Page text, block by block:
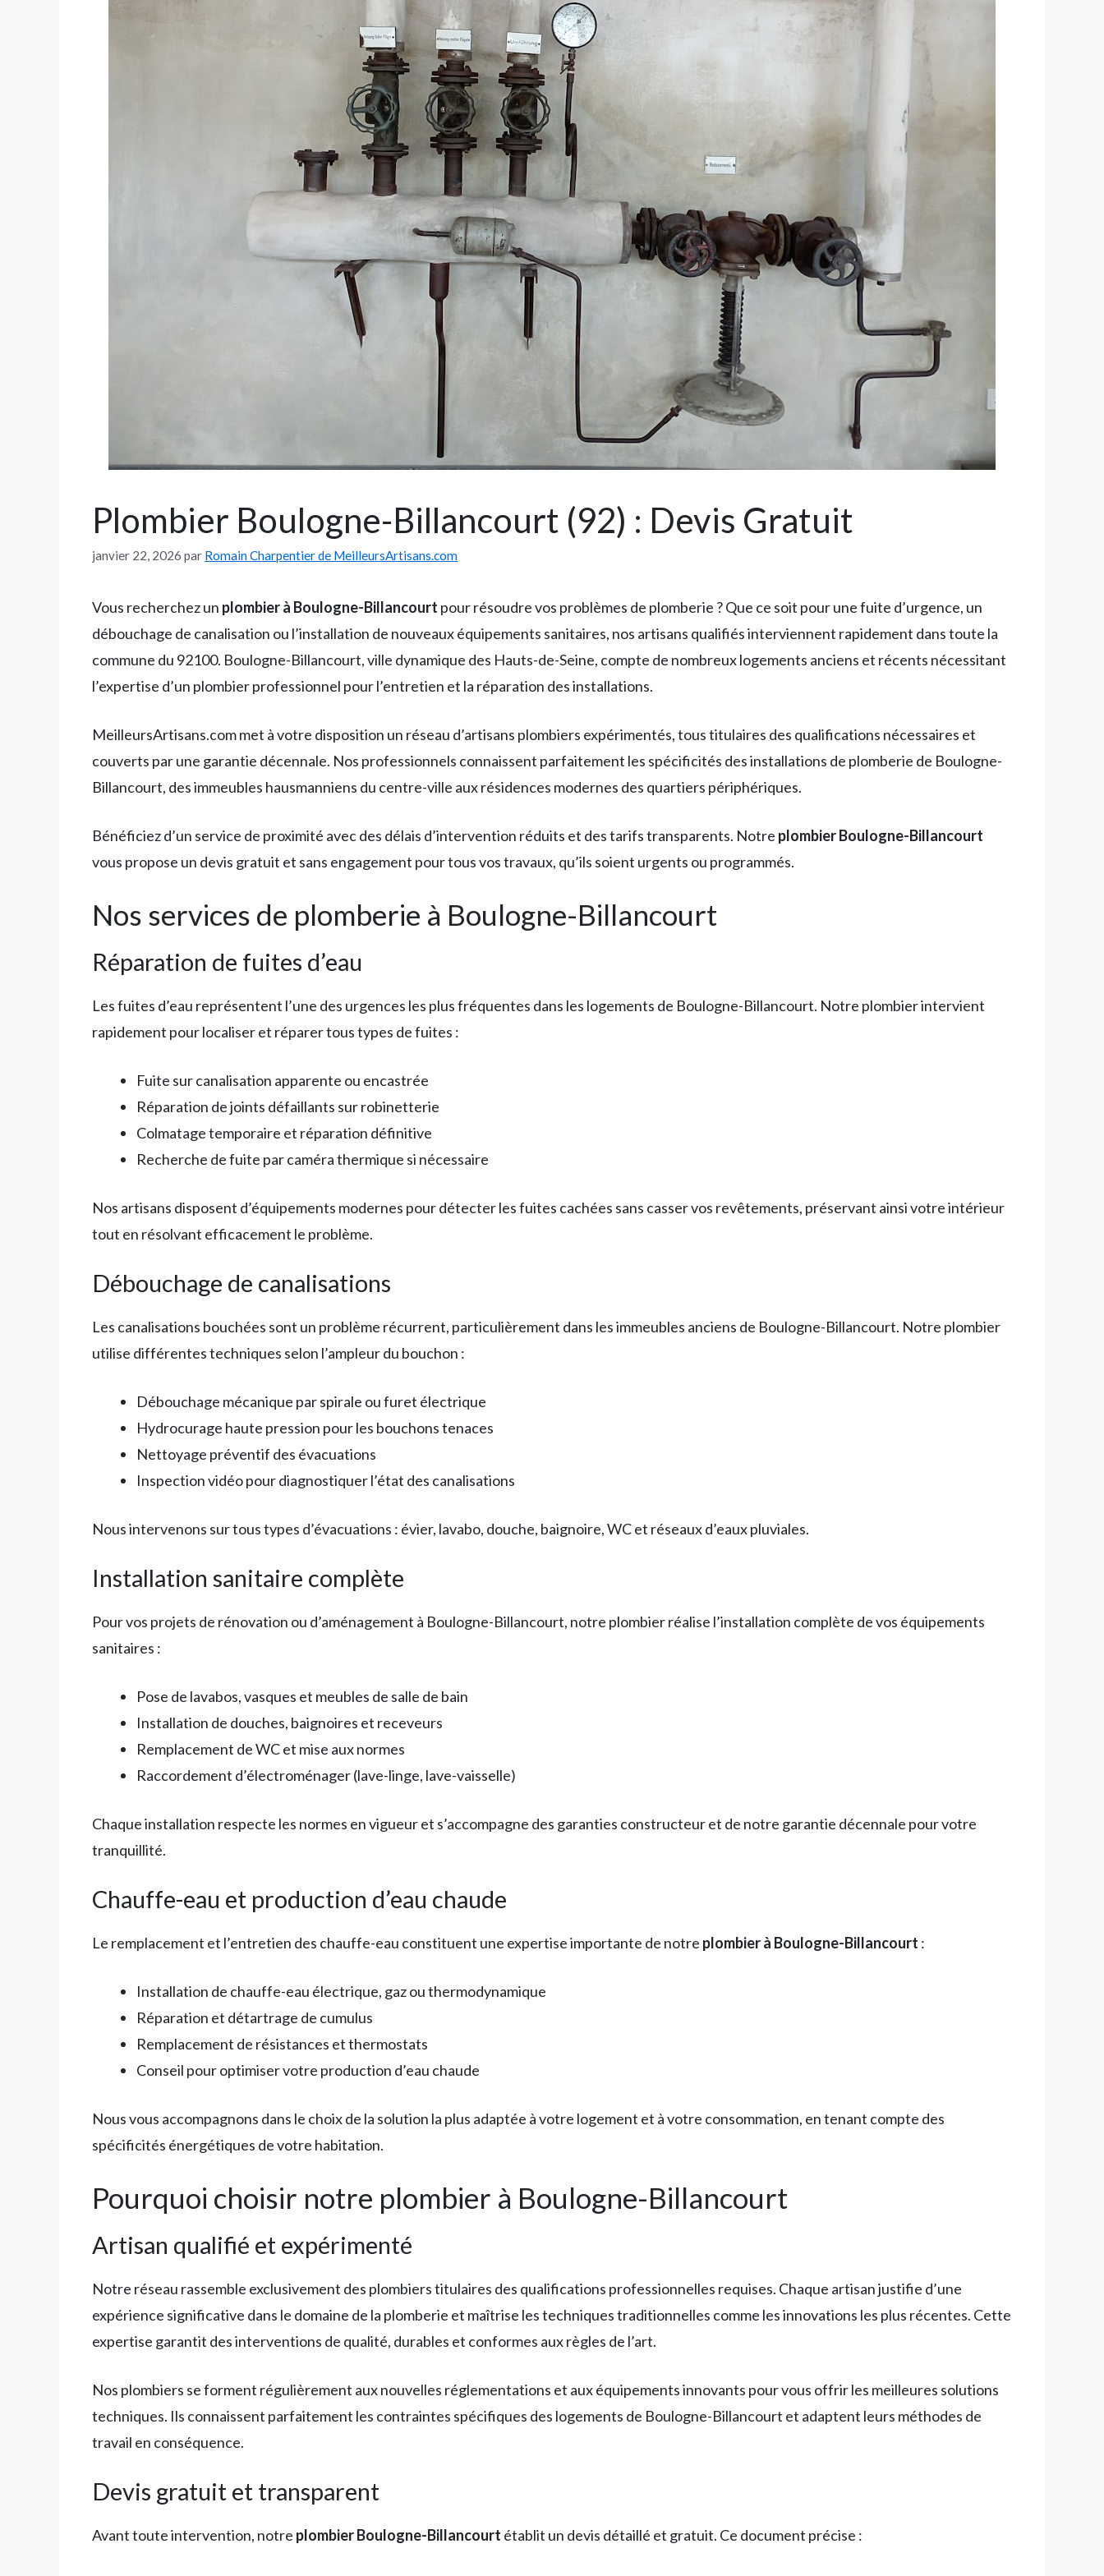
Plombier Boulogne-Billancourt (92) : Devis Gratuit
janvier 22, 2026 par Romain Charpentier de MeilleursArtisans.com
Vous recherchez un plombier à Boulogne-Billancourt pour résoudre vos problèmes de plomberie ? Que ce soit pour une fuite d’urgence, un
débouchage de canalisation ou l’installation de nouveaux équipements sanitaires, nos artisans qualifiés interviennent rapidement dans toute la
commune du 92100. Boulogne-Billancourt, ville dynamique des Hauts-de-Seine, compte de nombreux logements anciens et récents nécessitant
l’expertise d’un plombier professionnel pour l’entretien et la réparation des installations.
MeilleursArtisans.com met à votre disposition un réseau d’artisans plombiers expérimentés, tous titulaires des qualifications nécessaires et
couverts par une garantie décennale. Nos professionnels connaissent parfaitement les spécificités des installations de plomberie de Boulogne-
Billancourt, des immeubles hausmanniens du centre-ville aux résidences modernes des quartiers périphériques.
Bénéficiez d’un service de proximité avec des délais d’intervention réduits et des tarifs transparents. Notre plombier Boulogne-Billancourt
vous propose un devis gratuit et sans engagement pour tous vos travaux, qu’ils soient urgents ou programmés.
Nos services de plomberie à Boulogne-Billancourt
Réparation de fuites d’eau
Les fuites d’eau représentent l’une des urgences les plus fréquentes dans les logements de Boulogne-Billancourt. Notre plombier intervient
rapidement pour localiser et réparer tous types de fuites :
Fuite sur canalisation apparente ou encastrée
Réparation de joints défaillants sur robinetterie
Colmatage temporaire et réparation définitive
Recherche de fuite par caméra thermique si nécessaire
Nos artisans disposent d’équipements modernes pour détecter les fuites cachées sans casser vos revêtements, préservant ainsi votre intérieur
tout en résolvant efficacement le problème.
Débouchage de canalisations
Les canalisations bouchées sont un problème récurrent, particulièrement dans les immeubles anciens de Boulogne-Billancourt. Notre plombier
utilise différentes techniques selon l’ampleur du bouchon :
Débouchage mécanique par spirale ou furet électrique
Hydrocurage haute pression pour les bouchons tenaces
Nettoyage préventif des évacuations
Inspection vidéo pour diagnostiquer l’état des canalisations
Nous intervenons sur tous types d’évacuations : évier, lavabo, douche, baignoire, WC et réseaux d’eaux pluviales.
Installation sanitaire complète
Pour vos projets de rénovation ou d’aménagement à Boulogne-Billancourt, notre plombier réalise l’installation complète de vos équipements
sanitaires :
Pose de lavabos, vasques et meubles de salle de bain
Installation de douches, baignoires et receveurs
Remplacement de WC et mise aux normes
Raccordement d’électroménager (lave-linge, lave-vaisselle)
Chaque installation respecte les normes en vigueur et s’accompagne des garanties constructeur et de notre garantie décennale pour votre
tranquillité.
Chauffe-eau et production d’eau chaude
Le remplacement et l’entretien des chauffe-eau constituent une expertise importante de notre plombier à Boulogne-Billancourt :
Installation de chauffe-eau électrique, gaz ou thermodynamique
Réparation et détartrage de cumulus
Remplacement de résistances et thermostats
Conseil pour optimiser votre production d’eau chaude
Nous vous accompagnons dans le choix de la solution la plus adaptée à votre logement et à votre consommation, en tenant compte des
spécificités énergétiques de votre habitation.
Pourquoi choisir notre plombier à Boulogne-Billancourt
Artisan qualifié et expérimenté
Notre réseau rassemble exclusivement des plombiers titulaires des qualifications professionnelles requises. Chaque artisan justifie d’une
expérience significative dans le domaine de la plomberie et maîtrise les techniques traditionnelles comme les innovations les plus récentes. Cette
expertise garantit des interventions de qualité, durables et conformes aux règles de l’art.
Nos plombiers se forment régulièrement aux nouvelles réglementations et aux équipements innovants pour vous offrir les meilleures solutions
techniques. Ils connaissent parfaitement les contraintes spécifiques des logements de Boulogne-Billancourt et adaptent leurs méthodes de
travail en conséquence.
Devis gratuit et transparent
Avant toute intervention, notre plombier Boulogne-Billancourt établit un devis détaillé et gratuit. Ce document précise :